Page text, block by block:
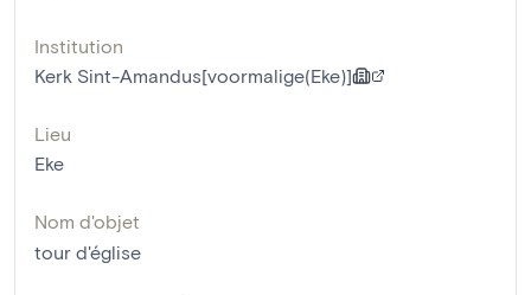
Institution
Kerk Sint-Amandus[voormalige(Eke)]
Lieu
Eke
Nom d'objet
tour d'église